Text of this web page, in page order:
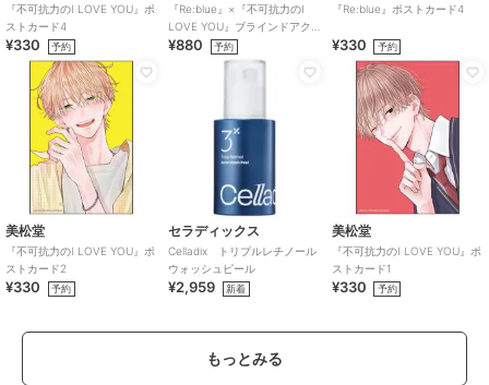
『不可抗力のI LOVE YOU』ポ
ストカード4
¥330 予約
『Re:blue』×『不可抗力のI
LOVE YOU』ブラインドアク
リルキーホルダー（全6種）
¥880 予約
『Re:blue』ポストカード4
¥330 予約
美松堂
『不可抗力のI LOVE YOU』ポ
ストカード2
¥330 予約
セラディックス
Celladix トリプルレチノール
ウォッシュピール
¥2,959 新着
美松堂
『不可抗力のI LOVE YOU』ポ
ストカード1
¥330 予約
もっとみる